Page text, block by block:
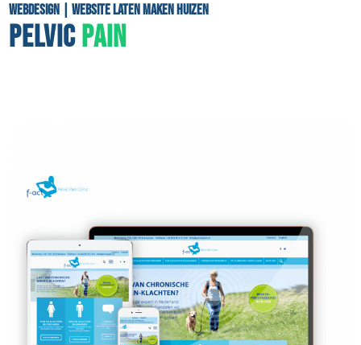
Webdesign | Website laten maken Huizen
PELVICPAIN